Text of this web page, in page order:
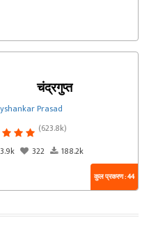
चंद्रगुप्त
Prasad
(623.8k)
322 188.2k
कुल प्रकरण : 44